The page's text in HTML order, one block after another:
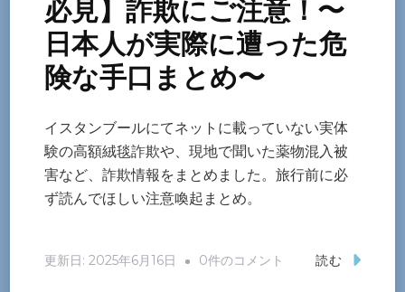
必見】詐欺にご注意！〜
日本人が実際に遭った危
険な手口まとめ〜
イスタンブールにてネットに載っていない実体
験の高額絨毯詐欺や、現地で聞いた薬物混入被
害など、詐欺情報をまとめました。旅行前に必
ず読んでほしい注意喚起まとめ。
更新日: 2025年6月16日
【イ
0件のコメント 読む